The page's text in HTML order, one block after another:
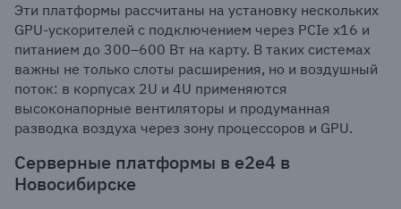
Эти платформы рассчитаны на установку нескольких
GPU-ускорителей с подключением через PCIe x16 и
питанием до 300–600 Вт на карту. В таких системах
важны не только слоты расширения, но и воздушный
поток: в корпусах 2U и 4U применяются
высоконапорные вентиляторы и продуманная
разводка воздуха через зону процессоров и GPU.
Серверные платформы в e2e4 в
Новосибирске